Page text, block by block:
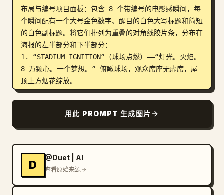
布局与编号项目面板：包含 8 个带编号的电影感瞬间，每
个瞬间配有一个大号金色数字、醒目的白色大写标题和简短
的白色副标题。将它们排列为重叠的对角线胶片条，分布在
海报的左半部分和下半部分：
1. “STADIUM IGNITION”（球场点燃）——“灯光。火焰。
8 万颗心。一个梦想。” 俯瞰球场，观众席座无虚席，屋
顶上方烟花绽放。
2. “THE WALKOUT”（入场）——“无需言语。唯有命运。”
3. “FIRST TOUCH”（首次触球）——“一切开始的瞬间。”
4. “THE BREAKAWAY”（突破）——“速度。技能。他势不可
挡。” 法国球员带着金色运动轨迹冲过防守队员。
5. “COLLISION”（碰撞）——“疼痛。冲击。没有回头
路。” 泥泞中的滑铲和球场上身体碰撞的瞬间。
用此 PROMPT 生成图片
D
@Duet | AI
查看原始来源